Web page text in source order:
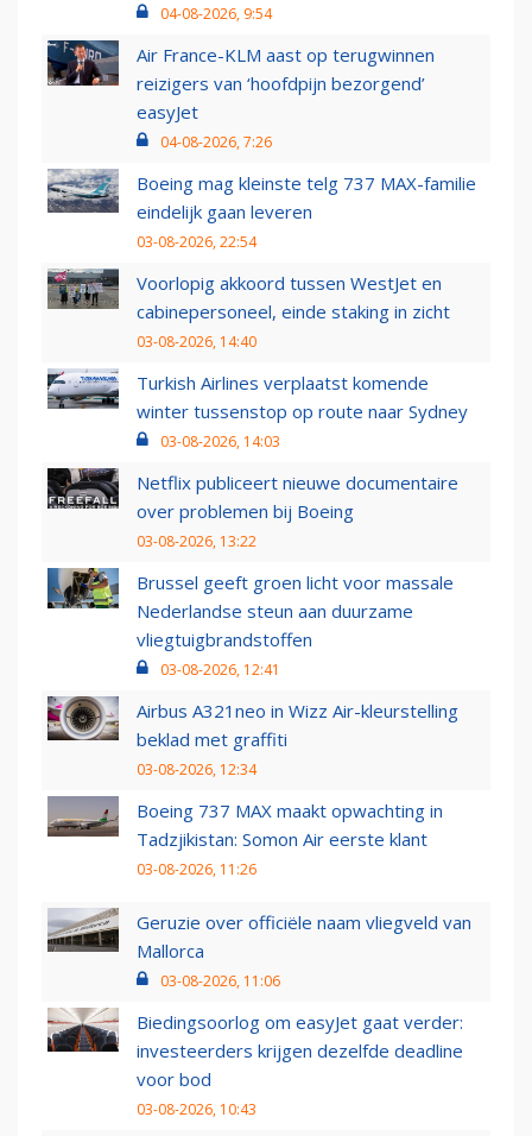
04-08-2026, 9:54
Air France-KLM aast op terugwinnen
reizigers van ‘hoofdpijn bezorgend’
easyJet
04-08-2026, 7:26
Boeing mag kleinste telg 737 MAX-familie
eindelijk gaan leveren
03-08-2026, 22:54
Voorlopig akkoord tussen WestJet en
cabinepersoneel, einde staking in zicht
03-08-2026, 14:40
Turkish Airlines verplaatst komende
winter tussenstop op route naar Sydney
03-08-2026, 14:03
Netflix publiceert nieuwe documentaire
over problemen bij Boeing
03-08-2026, 13:22
Brussel geeft groen licht voor massale
Nederlandse steun aan duurzame
vliegtuigbrandstoffen
03-08-2026, 12:41
Airbus A321neo in Wizz Air-kleurstelling
beklad met graffiti
03-08-2026, 12:34
Boeing 737 MAX maakt opwachting in
Tadzjikistan: Somon Air eerste klant
03-08-2026, 11:26
Geruzie over officiële naam vliegveld van
Mallorca
03-08-2026, 11:06
Biedingsoorlog om easyJet gaat verder:
investeerders krijgen dezelfde deadline
voor bod
03-08-2026, 10:43